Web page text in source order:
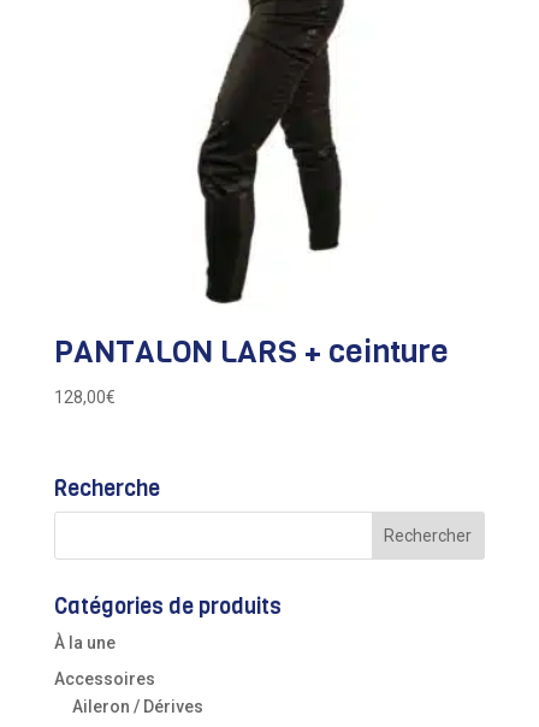
PANTALON LARS + ceinture
128,00€
Recherche
Catégories de produits
À la une
Accessoires
Aileron / Dérives